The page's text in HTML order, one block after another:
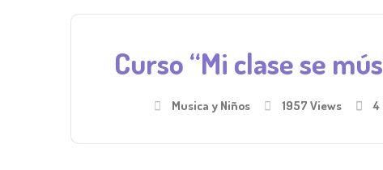
Curso “Mi clase se
Musica y Niños 1957 Views 4